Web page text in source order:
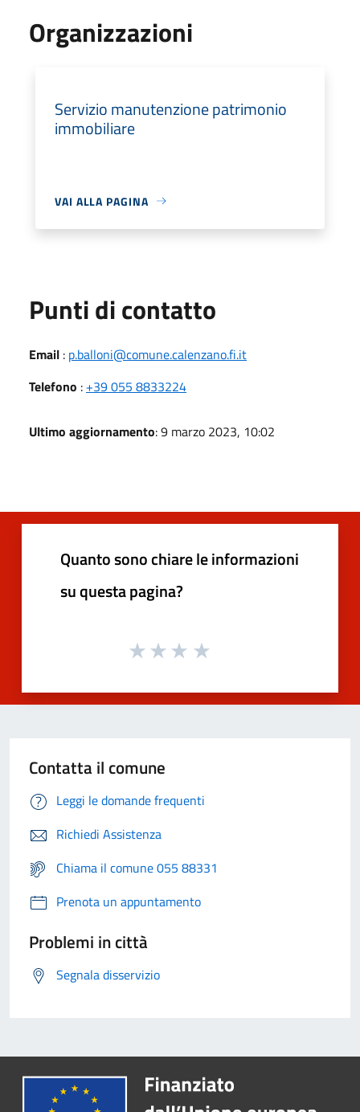
Organizzazioni
Servizio manutenzione patrimonio
immobiliare
VAI ALLA PAGINA
Punti di contatto
Email : p.balloni@comune.calenzano.fi.it
Telefono : +39 055 8833224
Ultimo aggiornamento: 9 marzo 2023, 10:02
Quanto sono chiare le informazioni
su questa pagina?
Contatta il comune
Leggi le domande frequenti
Richiedi Assistenza
Chiama il comune 055 88331
Prenota un appuntamento
Problemi in città
Segnala disservizio